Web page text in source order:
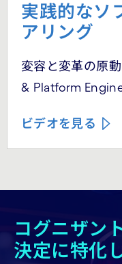
実践的なソ
アリング
変容と変革の原
& Platform
ビデオを見る
コグニザン
決定に特化